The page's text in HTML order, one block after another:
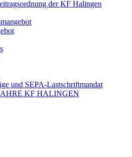
der KF Halingen
und SEPA-Lastschriftmandat
KF HALINGEN